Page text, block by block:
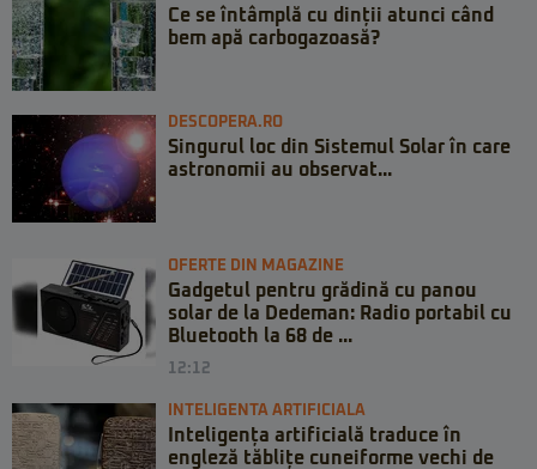
Ce se întâmplă cu dinții atunci când
bem apă carbogazoasă?
DESCOPERA.RO
Singurul loc din Sistemul Solar în care
astronomii au observat...
OFERTE DIN MAGAZINE
Gadgetul pentru grădină cu panou
solar de la Dedeman: Radio portabil cu
Bluetooth la 68 de ...
12:12
INTELIGENTA ARTIFICIALA
Inteligența artificială traduce în
engleză tăblițe cuneiforme vechi de